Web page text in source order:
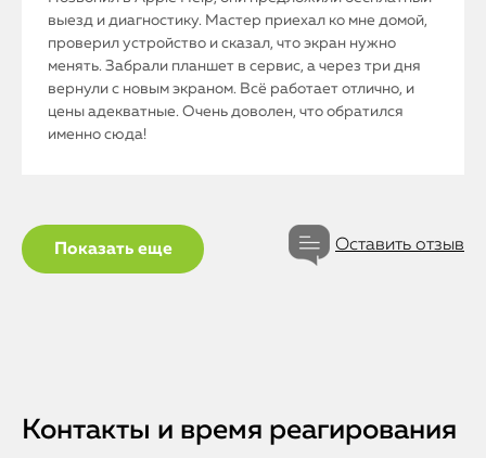
выезд и диагностику. Мастер приехал ко мне домой,
проверил устройство и сказал, что экран нужно
менять. Забрали планшет в сервис, а через три дня
вернули с новым экраном. Всё работает отлично, и
цены адекватные. Очень доволен, что обратился
именно сюда!
Показать еще Оставить отзыв
Контакты и время реагирования